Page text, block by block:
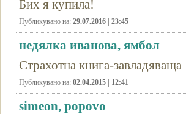
Бих я купила!
Публикувано на: 29.07.2016 | 23:45
недялка иванова, ямбол
Страхотна книга-завладяваща
Публикувано на: 02.04.2015 | 12:41
simeon, popovo